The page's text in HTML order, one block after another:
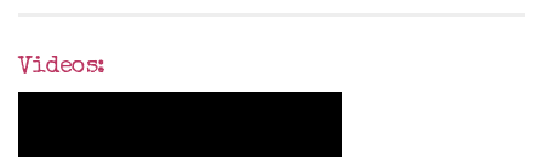
Videos: